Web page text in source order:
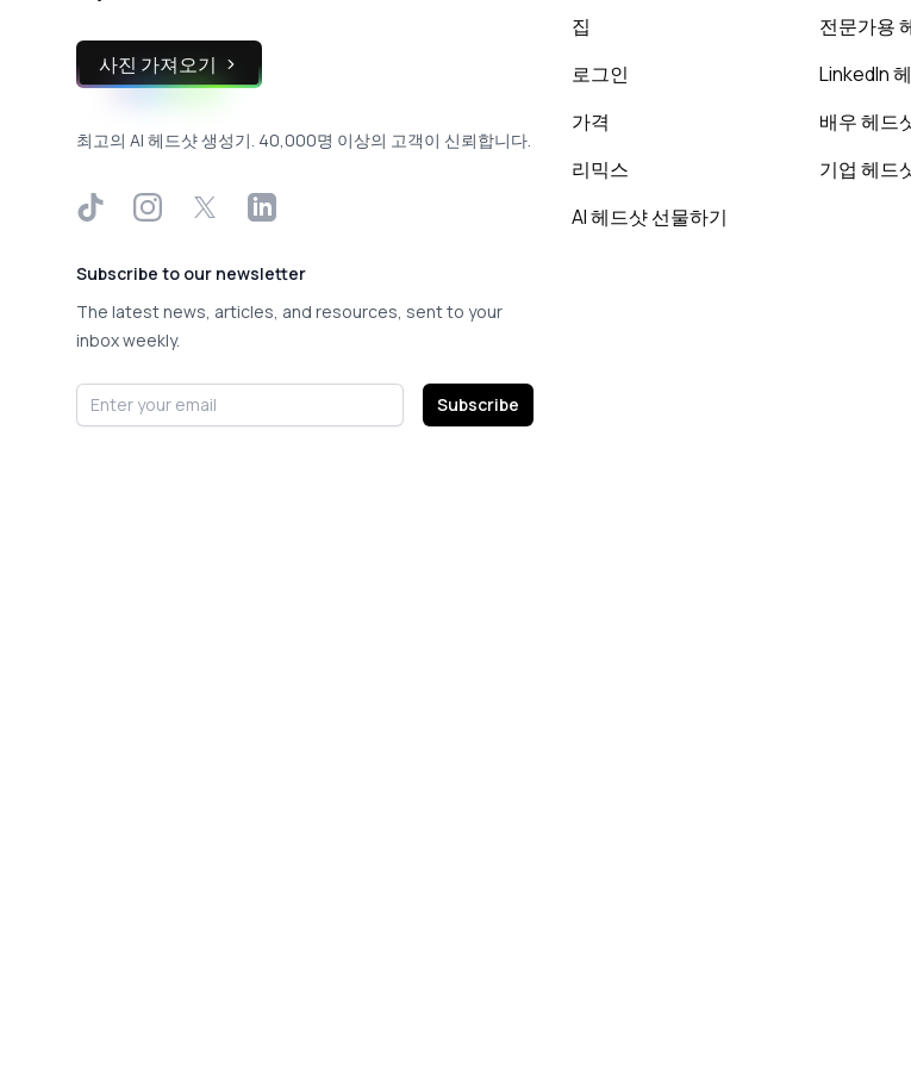
사진 가져오기
최고의 AI 헤드샷 생성기. 40,000명 이상의 고객이 신뢰합니다.
TikTokInstagram
X LinkedIn
Subscribe to our newsletter
The latest news, articles, and resources, sent to your
inbox weekly.
Email address Subscribe
집
로그인
가격
리믹스
AI 헤드샷 선물하기
전문가용
LinkedIn
배우 헤드
기업 헤드